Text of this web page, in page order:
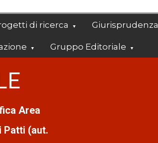
di ricerca Giurisprudenza
Gruppo Editoriale
Area
Patti (aut.